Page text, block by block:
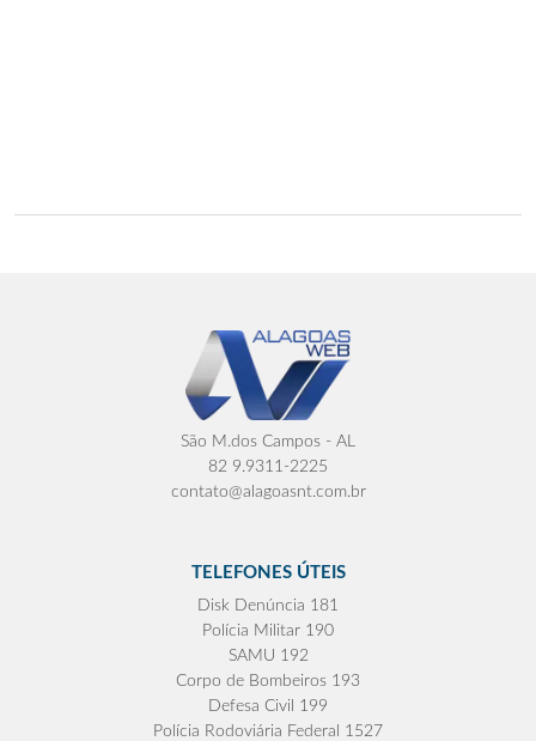
São M.dos Campos - AL
82 9.9311-2225
contato@alagoasnt.com.br
TELEFONES ÚTEIS
Disk Denúncia 181
Polícia Militar 190
SAMU 192
Corpo de Bombeiros 193
Defesa Civil 199
Polícia Rodoviária Federal 1527